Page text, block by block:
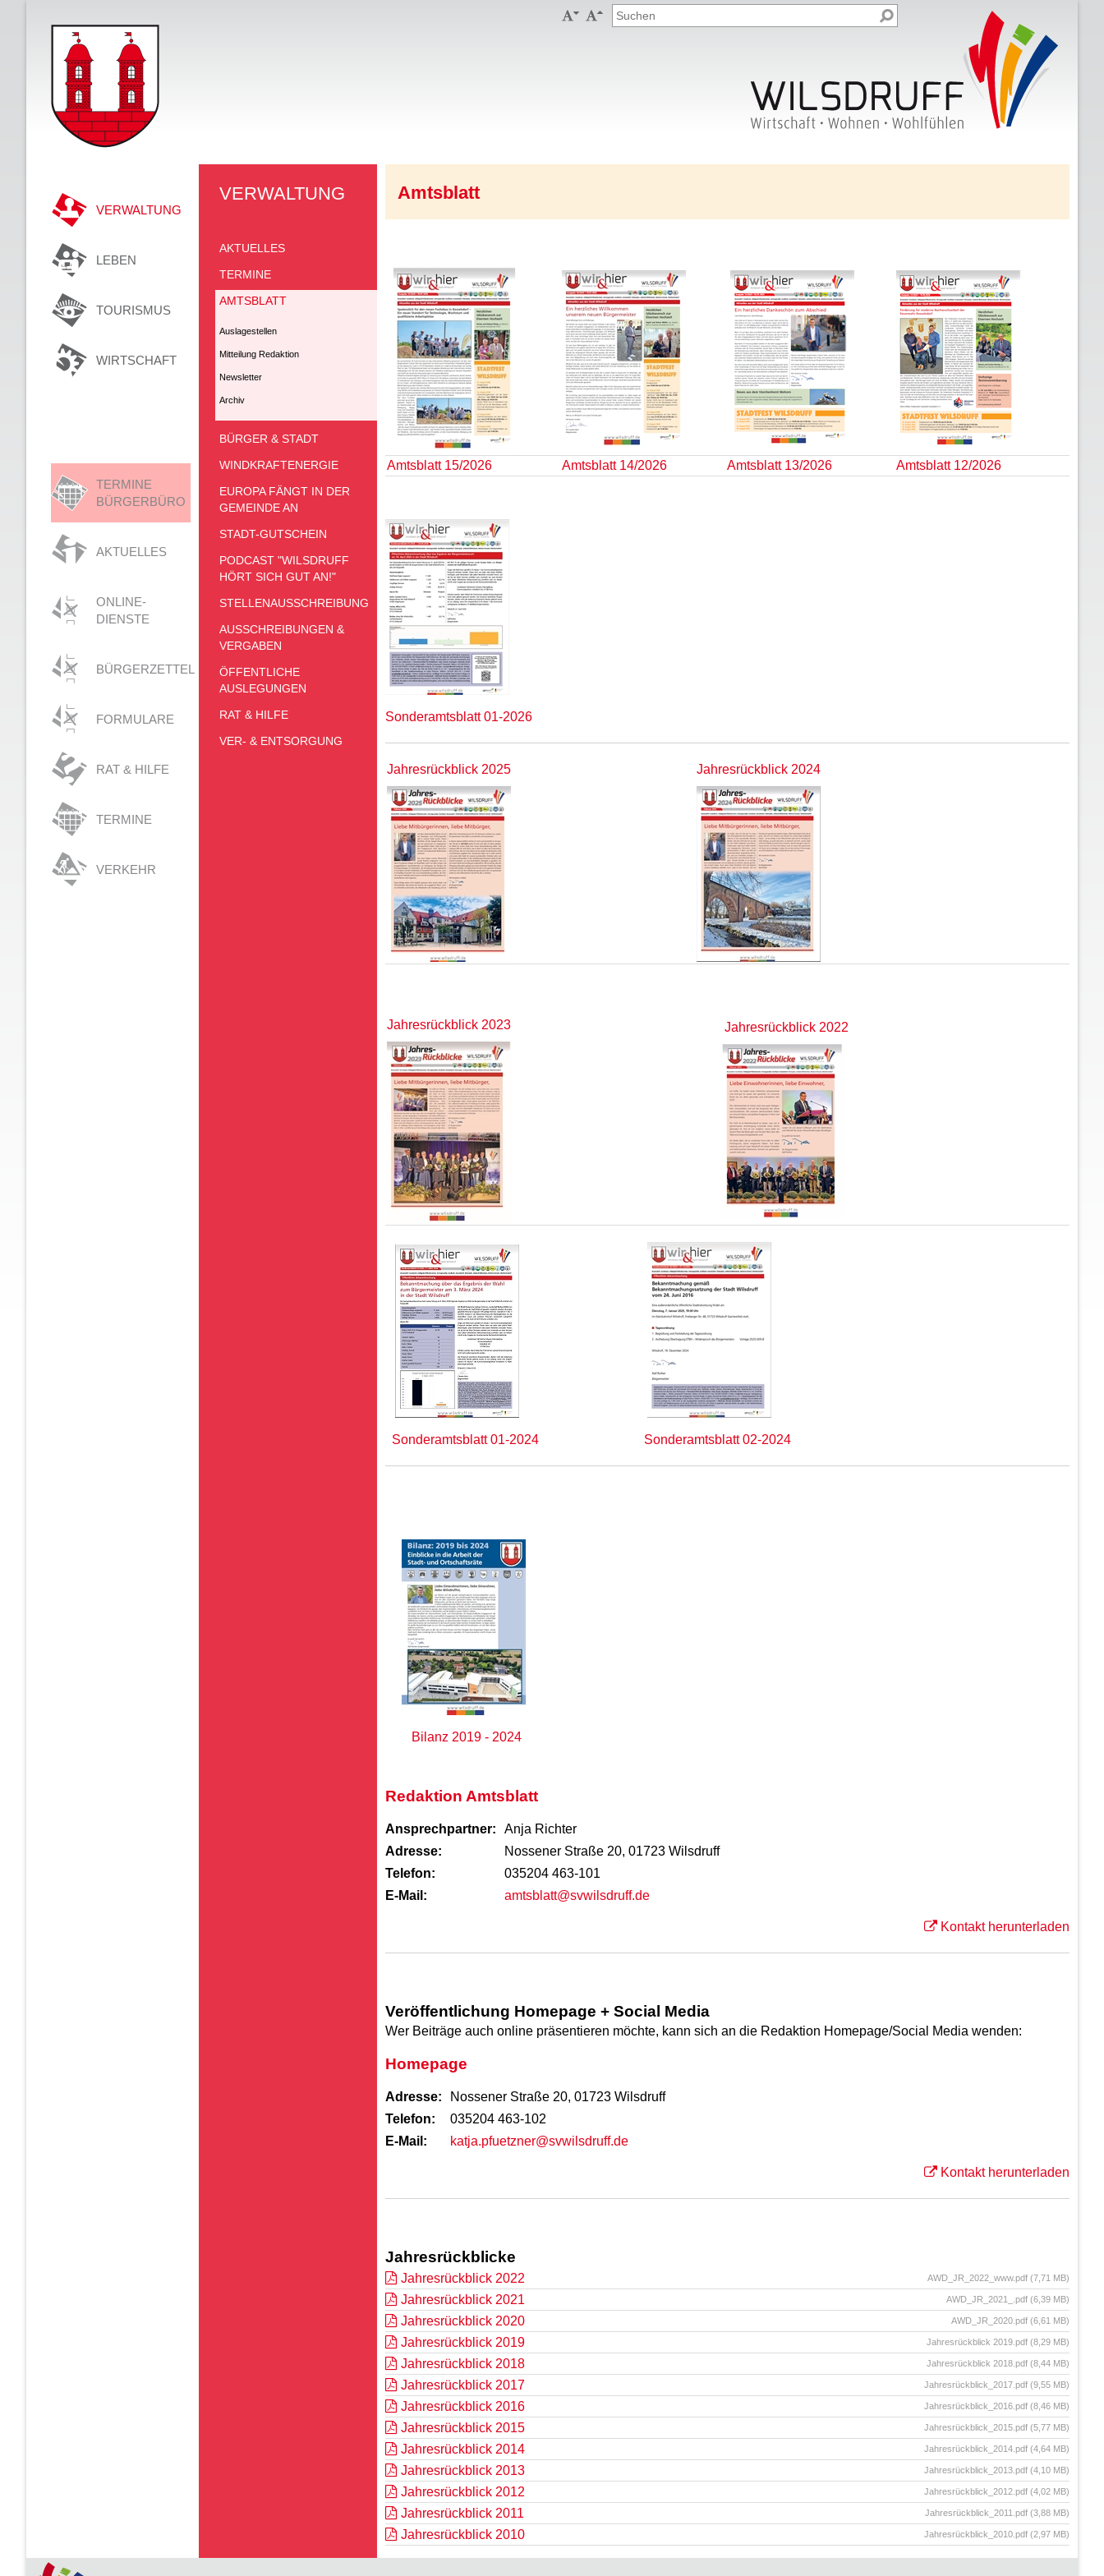
 
VERWALTUNG
LEBEN
TOURISMUS
WIRTSCHAFT
TERMINE
BÜRGERBÜRO
AKTUELLES
ONLINE-
DIENSTE
BÜRGERZETTEL
FORMULARE
RAT & HILFE
TERMINE
VERKEHR
VERWALTUNG
AKTUELLES
TERMINE
AMTSBLATT
Auslagestellen
Mitteilung Redaktion
Newsletter
Archiv
BÜRGER & STADT
WINDKRAFTENERGIE
EUROPA FÄNGT IN DER
GEMEINDE AN
STADT-GUTSCHEIN
PODCAST "WILSDRUFF
HÖRT SICH GUT AN!"
STELLENAUSSCHREIBUNG
AUSSCHREIBUNGEN &
VERGABEN
ÖFFENTLICHE
AUSLEGUNGEN
RAT & HILFE
VER- & ENTSORGUNG
Amtsblatt
Amtsblatt 15/2026 Amtsblatt 14/2026 Amtsblatt 13/2026 Amtsblatt 12/2026
Sonderamtsblatt 01-2026
Jahresrückblick 2025 Jahresrückblick 2024
Jahresrückblick 2023 Jahresrückblick 2022
Sonderamtsblatt01-2024 Sonderamtsblatt 02-2024
Bilanz 2019 - 2024
Redaktion Amtsblatt
Ansprechpartner:
Anja Richter
Adresse:
Nossener Straße 20, 01723 Wilsdruff
Telefon:
035204 463-101
E-Mail:
amtsblatt@svwilsdruff.de
Kontakt herunterladen
Veröffentlichung Homepage + Social Media
Wer Beiträge auch online präsentieren möchte, kann sich an die Redaktion Homepage/Social Media wenden:
Homepage
Adresse:
Nossener Straße 20, 01723 Wilsdruff
Telefon:
035204 463-102
E-Mail:
katja.pfuetzner@svwilsdruff.de
Kontakt herunterladen
Jahresrückblicke
Jahresrückblick 2022 AWD_JR_2022_www.pdf (7,71 MB)
Jahresrückblick 2021 AWD_JR_2021_.pdf (6,39 MB)
Jahresrückblick 2020 AWD_JR_2020.pdf (6,61 MB)
Jahresrückblick 2019 Jahresrückblick 2019.pdf (8,29 MB)
Jahresrückblick 2018 Jahresrückblick 2018.pdf (8,44 MB)
Jahresrückblick 2017 Jahresrückblick_2017.pdf (9,55 MB)
Jahresrückblick 2016 Jahresrückblick_2016.pdf (8,46 MB)
Jahresrückblick 2015 Jahresrückblick_2015.pdf (5,77 MB)
Jahresrückblick 2014 Jahresrückblick_2014.pdf (4,64 MB)
Jahresrückblick 2013 Jahresrückblick_2013.pdf (4,10 MB)
Jahresrückblick 2012 Jahresrückblick_2012.pdf (4,02 MB)
Jahresrückblick 2011 Jahresrückblick_2011.pdf (3,88 MB)
Jahresrückblick 2010 Jahresrückblick_2010.pdf (2,97 MB)